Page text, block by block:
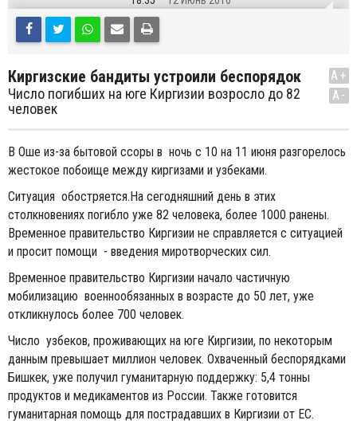
Киргизские бандиты устроили беспорядок
Число погибших на юге Киргизии возросло до 82
человек
A+
A-
В Оше из-за бытовой ссоры в ночь с 10 на 11 июня разгорелось
жестокое побоище между киргизами и узбеками.
Ситуация обостряется.На сегодняшний день в этих
столкновениях погибло уже 82 человека, более 1000 ранены.
Временное правительство Киргизии не справляется с ситуацией
и просит помощи - введения миротворческих сил.
Временное правительство Киргизии начало частичную
мобилизацию военнообязанных в возрасте до 50 лет, уже
откликнулось более 700 человек.
Число узбеков, проживающих на юге Киргизии, по некоторым
данным превышает миллион человек. Охваченный беспорядками
Бишкек, уже получил гуманитарную поддержку: 5,4 тонны
продуктов и медикаментов из России. Также готовится
гуманитарная помощь для пострадавших в Киргизии от ЕС.